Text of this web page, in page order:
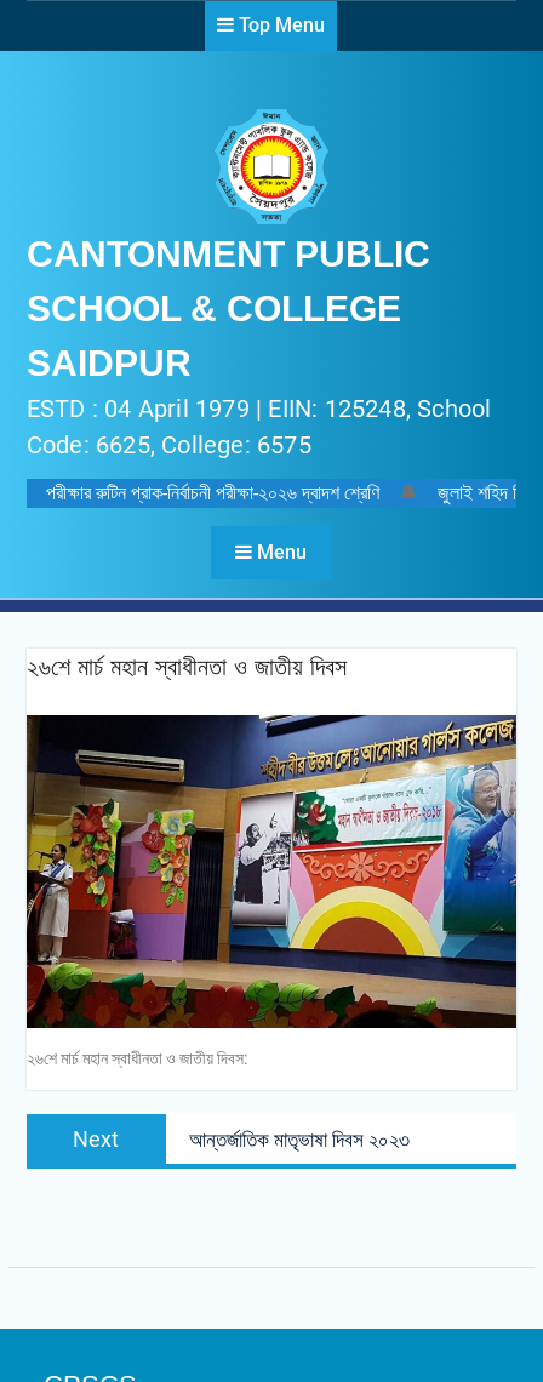
Top Menu
CANTONMENT PUBLIC
SCHOOL & COLLEGE
SAIDPUR
ESTD : 04 April 1979 | EIIN: 125248, School
Code: 6625, College: 6575
পরীক্ষার রুটিন প্রাক-নির্বাচনী পরীক্ষা-২০২৬ দ্বাদশ শ্রেণি 🔔 জুলাই শহিদ
Menu
২৬শে মার্চ মহান স্বাধীনতা ও জাতীয় দিবস
২৬শে মার্চ মহান স্বাধীনতা ও জাতীয় দিবস:
Post
navigation
Next
post:
আন্তর্জাতিক মাতৃভাষা দিবস ২০২৩